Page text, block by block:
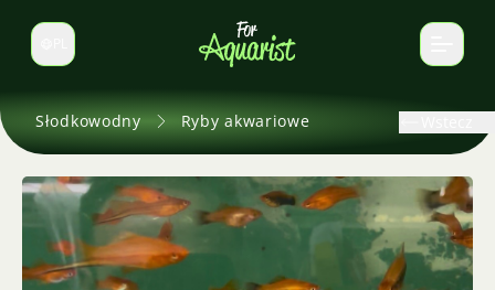
Zmień język
Słodkowodny Ryby akwariowe